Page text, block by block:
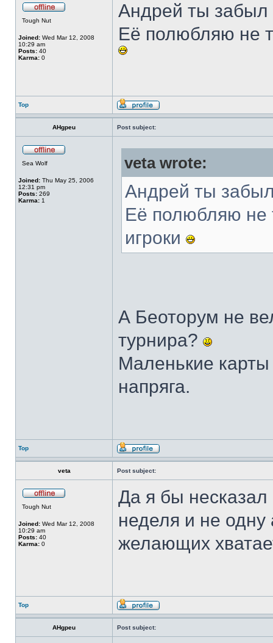
Tough Nut
Joined: Wed Mar 12, 2008
10:29 am
Posts: 40
Karma: 0
Андрей ты забыл
Её полюбляю не
Top
AHgpeu Post subject:
Sea Wolf
Joined: Thu May 25, 2006
12:31 pm
Posts: 269
Karma: 1
veta wrote:
Андрей ты
Её полюбляю не
игроки
А Беоторум не
турнира?
Маленькие
напряга.
Top
veta Post subject:
Tough Nut
Joined: Wed Mar 12, 2008
10:29 am
Posts: 40
Karma: 0
Да я бы
неделя и не
желающих
Top
AHgpeu Post subject: